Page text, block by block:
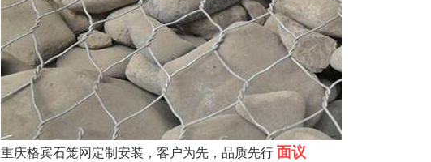
重庆格宾石笼网定制安装，客户为先，品质先行面议